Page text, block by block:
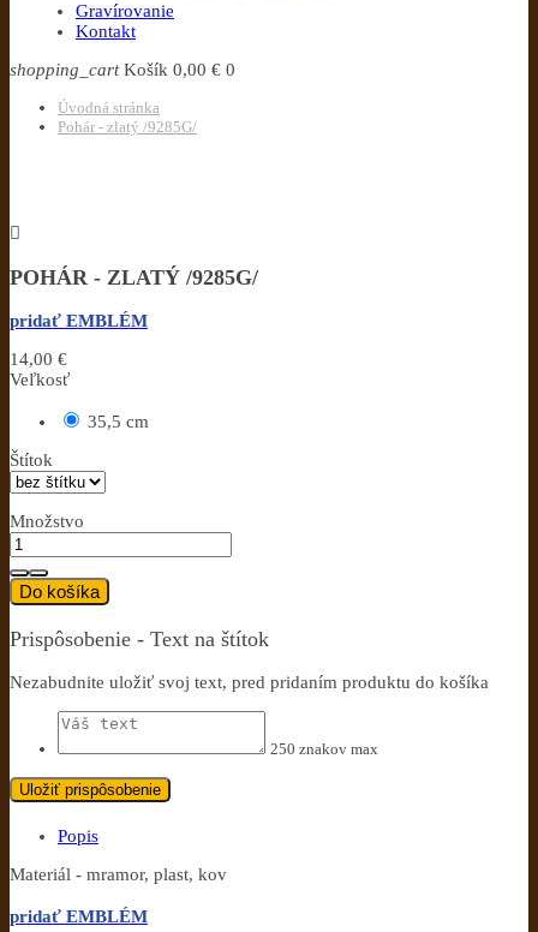
Gravírovanie
Kontakt
shopping_cart Košík 0,00 € 0
Úvodná stránka
Pohár - zlatý /9285G/

POHÁR - ZLATÝ /9285G/
pridať EMBLÉM
14,00 €
Veľkosť
35,5 cm
Štítok
Množstvo
Do košíka
Prispôsobenie - Text na štítok
Nezabudnite uložiť svoj text, pred pridaním produktu do košíka
250 znakov max
Uložiť prispôsobenie
Popis
Materiál - mramor, plast, kov
pridať EMBLÉM